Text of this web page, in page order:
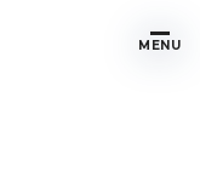
MENU